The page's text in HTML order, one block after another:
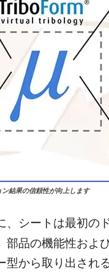
結果の信頼性が向上します
、シートは最初の
品の機能性およ
型から取り出され